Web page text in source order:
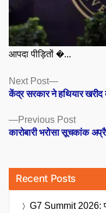
आपदा पीड़ितों �...
Posts
navigation
Previous Post
post:
कारोबारी भरोसा सूचकांक
Next Post
Next
post:
केंद्र सरकार ने हथियार
Recent Posts
G7 Summit 2026: